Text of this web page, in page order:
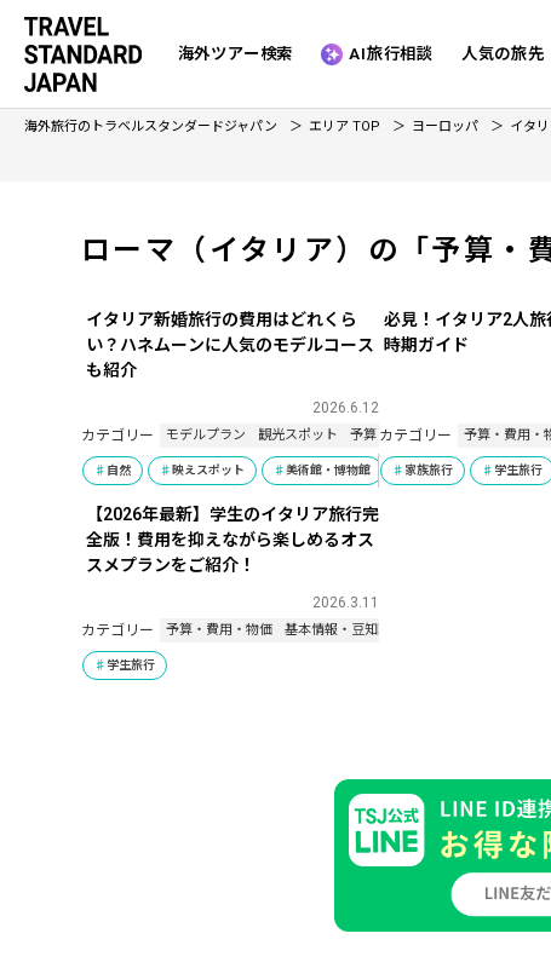
海外ツアー検索 AI旅行相談 人気の旅先
海外旅行のトラベルスタンダードジャパン エリア TOP ヨーロッパ イタ
ローマ（イタリア）の「予算・
イタリア新婚旅行の費用はどれくら
い？ハネムーンに人気のモデルコース
も紹介
2026.6.12
カテゴリー
モデルプラン 観光スポット 予算・費用・物価
自然 映えスポット 美術館・博物館 家族旅行 世界遺産
必見！イタリア2人
時期ガイド
カテゴリー
予算・費用・
家族旅行 学生旅行
【2026年最新】学生のイタリア旅行完
全版！費用を抑えながら楽しめるオス
スメプランをご紹介！
2026.3.11
カテゴリー
予算・費用・物価 基本情報・豆知識
学生旅行